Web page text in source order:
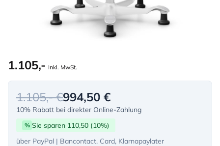
1.105,- Inkl. MwSt.
1.105,- €994,50 €
10% Rabatt bei direkter Online-Zahlung
% Sie sparen 110,50 (10%)
über PayPal | Bancontact, Card, Klarnapaylater